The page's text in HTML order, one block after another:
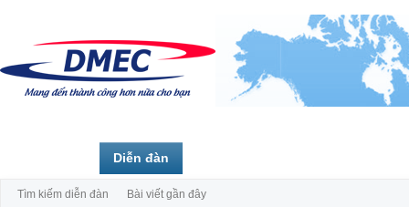
Diễn đàn
Tìm kiếm diễn đàn Bài viết gần đây